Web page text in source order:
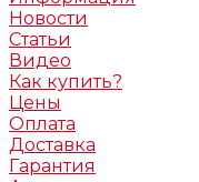
Новости
Статьи
Видео
Как купить?
Цены
Оплата
Доставка
Гарантия